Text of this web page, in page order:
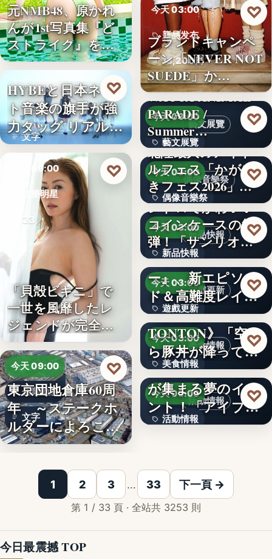
元NMB48、原かれ
んが1st写真集『ど
ストライク』を…
今天 09:00
娛樂新聞
文字
HYBEと日本ネッ
ト音楽の旗手が強
力タッグ リアル×
バー…
♡
今天 09:00
娛樂明星
23
「貝殻ビキニ」で
一世を風靡したレ
ジェンドが完全復
活武田久…
♡
今天 09:00
企業動態
文字
東京団地倉庫60周
年 ～ステークホ
ルダーによろこば
れる…
♡
＜OPEN＞折りた
今天 03:00
新品发布
13,200円
ブランドキャンペ
ーン「NEVER NOT
SUEDE」か…
♡
藝文展覽
今天 03:00
藝文展覽
3名
WACCA ANIMAL
PARADE /
Summer…
♡
偶像音樂祭
今天 03:00
偶像音樂祭
47
北陸最大のアイド
ルフェス「かがや
きフェス2026」第5
弾…
♡
新品快報
今天 03:00
新品快報
400
レトロでかわいい
コインケースの第2
弾！「サンリオキ
ャラク…
♡
遊戲更新
今天 03:00
遊戲更新
文字
『ソウルワーカ
ー』、新エピソー
ド＆高難度レイド
を実装！新…
♡
美食情報
今天 03:00
美食情報
文字
《豚丼屋
TONTON》「空か
ら豚丼が降ってき
た」が現実に…
♡
活動情報
今天 03:00
活動情報
アイプリのみんな
が集まる夢のイベ
ント！「アイプリ
ワールド…
♡
1 2 3 … 33 下一頁 →
第 1 / 33 頁 · 全站共 3253 則
今日最震撼 TOP